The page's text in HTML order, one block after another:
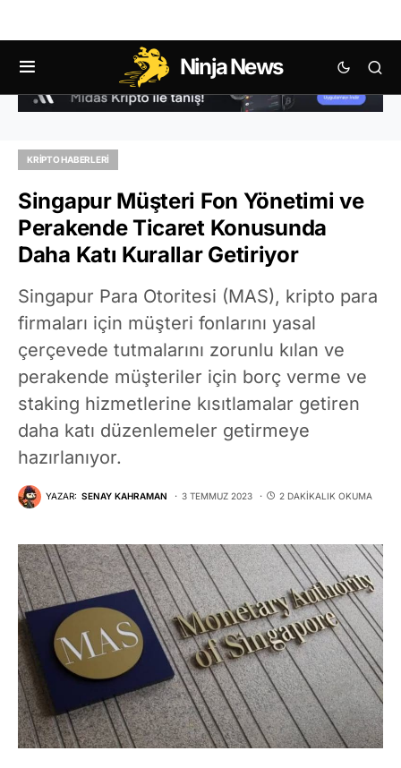
Ninja News
KRIPTO HABERLERI
Singapur Müşteri Fon Yönetimi ve
Perakende Ticaret Konusunda
Daha Katı Kurallar Getiriyor
Singapur Para Otoritesi (MAS), kripto para
firmaları için müşteri fonlarını yasal
çerçevede tutmalarını zorunlu kılan ve
perakende müşteriler için borç verme ve
staking hizmetlerine kısıtlamalar getiren
daha katı düzenlemeler getirmeye
hazırlanıyor.
YAZAR: SENAY KAHRAMAN 3 TEMMUZ 2023 2 DAKIKALIK OKUMA